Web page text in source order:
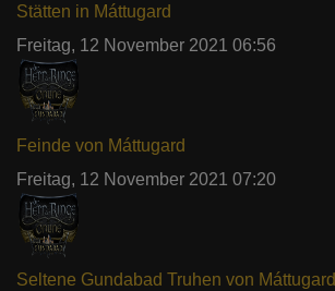
Stätten in Máttugard
Freitag, 12 November 2021 06:56
Feinde von Máttugard
Freitag, 12 November 2021 07:20
Seltene Gundabad Truhen von Máttugard